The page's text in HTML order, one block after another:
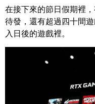
在接下來的節日假期裡
待發，還有超過四十間
入日後的遊戲裡。